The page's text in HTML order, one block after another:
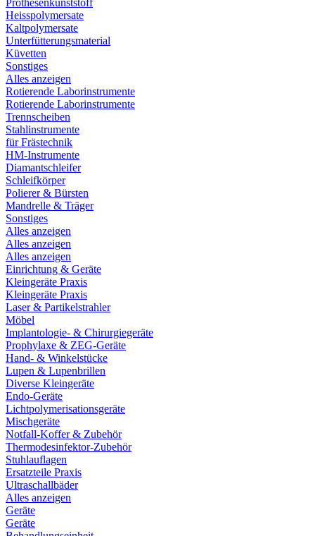
Prothesenkunststoff
Heisspolymersate
Kaltpolymersate
Unterfütterungsmaterial
Küvetten
Sonstiges
Alles anzeigen
Rotierende Laborinstrumente
Rotierende Laborinstrumente
Trennscheiben
Stahlinstrumente
für Frästechnik
HM-Instrumente
Diamantschleifer
Schleifkörper
Polierer & Bürsten
Mandrelle & Träger
Sonstiges
Alles anzeigen
Alles anzeigen
Alles anzeigen
Einrichtung & Geräte
Kleingeräte Praxis
Kleingeräte Praxis
Laser & Partikelstrahler
Möbel
Implantologie- & Chirurgiegeräte
Prophylaxe & ZEG-Geräte
Hand- & Winkelstücke
Lupen & Lupenbrillen
Diverse Kleingeräte
Endo-Geräte
Lichtpolymerisationsgeräte
Mischgeräte
Notfall-Koffer & Zubehör
Thermodesinfektor-Zubehör
Stuhlauflagen
Ersatzteile Praxis
Ultraschallbäder
Alles anzeigen
Geräte
Geräte